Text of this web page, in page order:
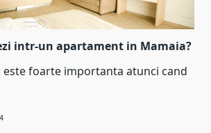
intr-un apartament in Mamaia?
este foarte importanta atunci cand